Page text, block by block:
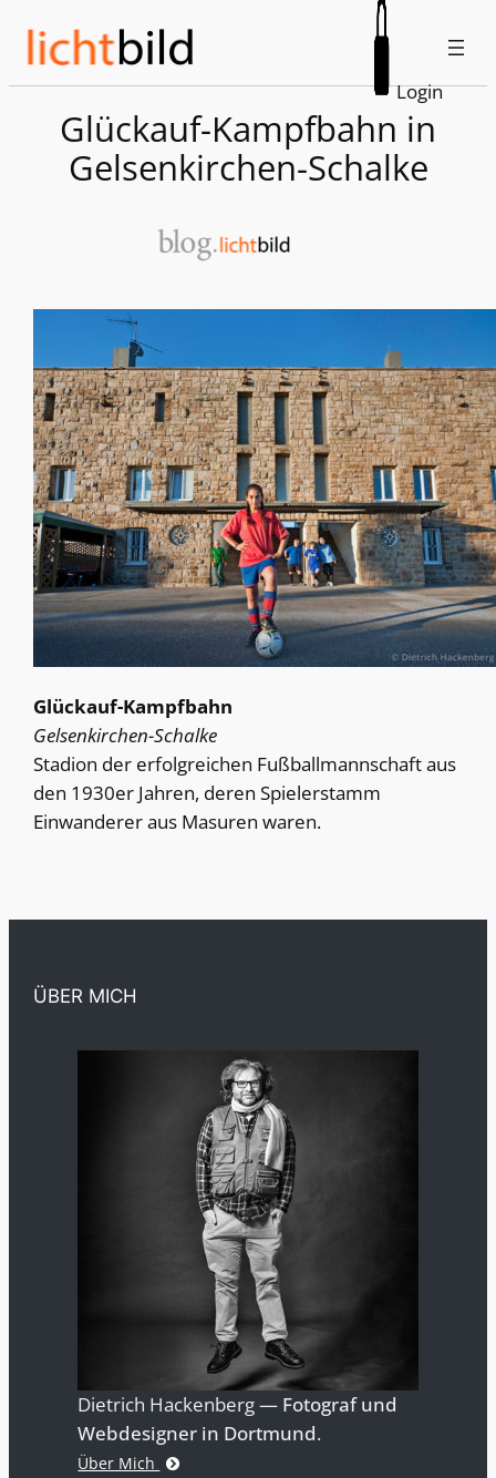
Inhalt
springen
Login
Glückauf-Kampfbahn in
Gelsenkirchen-Schalke
Glückauf-Kampfbahn
Gelsenkirchen-Schalke
Stadion der erfolgreichen Fußballmannschaft aus
den 1930er Jahren, deren Spielerstamm
Einwanderer aus Masuren waren.
ÜBER MICH
Dietrich Hackenberg — Fotograf und
Webdesigner in Dortmund.
Über Mich